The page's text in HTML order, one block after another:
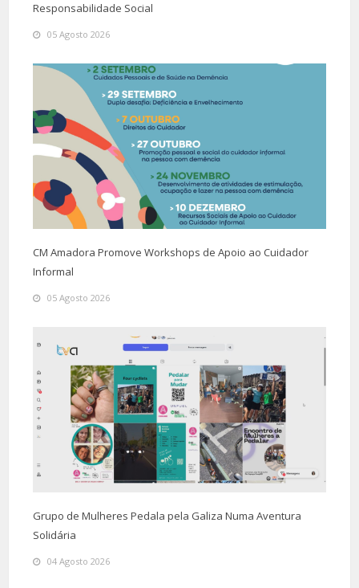
Responsabilidade Social
05 Agosto 2026
CM Amadora Promove Workshops de Apoio ao Cuidador
Informal
05 Agosto 2026
Grupo de Mulheres Pedala pela Galiza Numa Aventura
Solidária
04 Agosto 2026